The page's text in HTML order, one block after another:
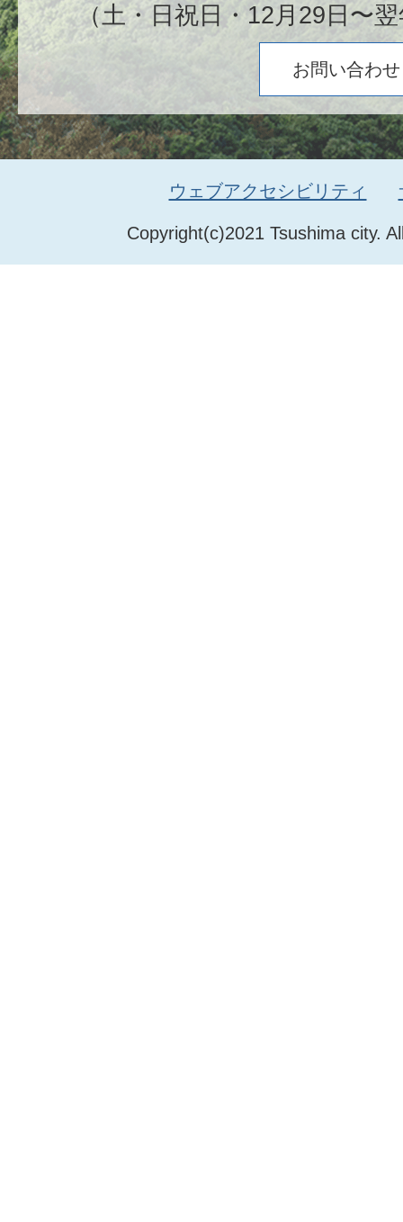
（土・日祝日・12月29日〜
お問い合わせ
Copyright(c)2021 Tsushima city.
ウェブアクセシビリティ